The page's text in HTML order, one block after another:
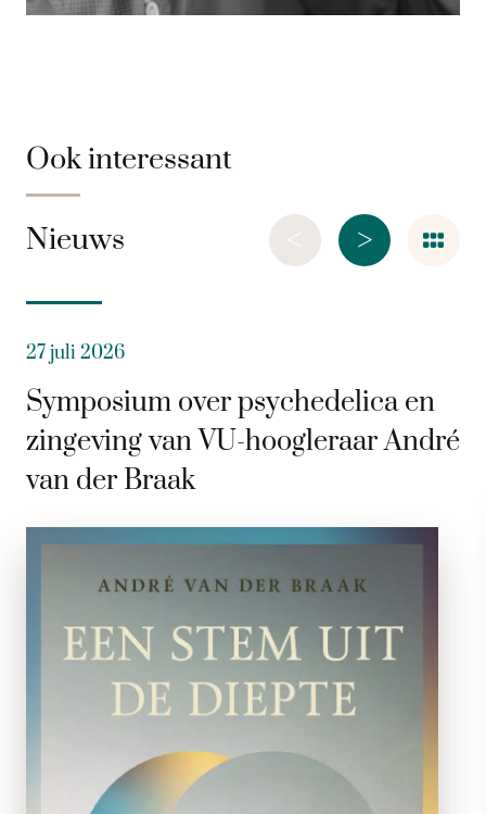
Ook interessant
Nieuws >
<
27 juli 2026
Symposium over psychedelica en
zingeving van VU-hoogleraar André
van der Braak